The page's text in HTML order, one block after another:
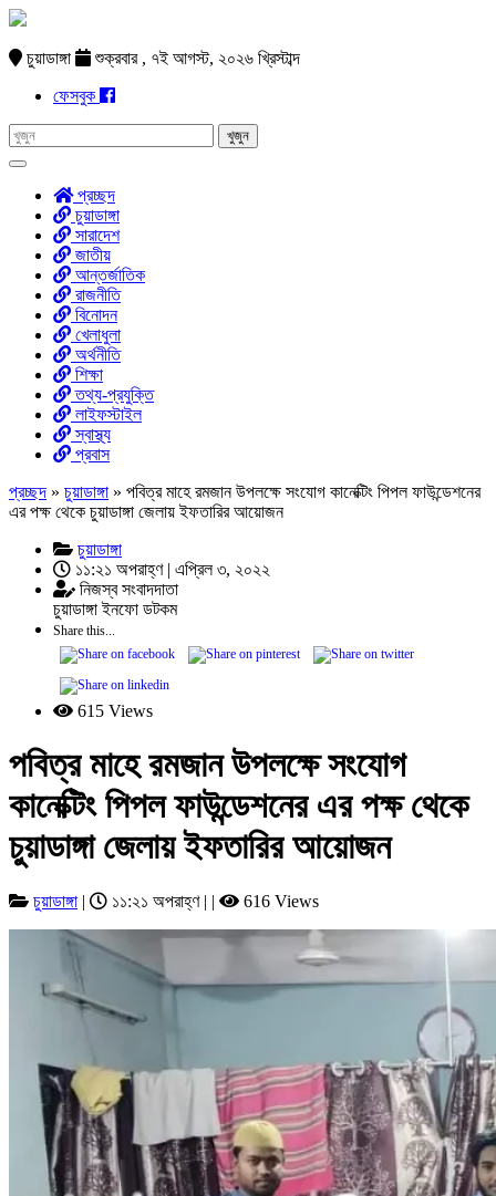
চুয়াডাঙ্গা
শুক্রবার , ৭ই আগস্ট, ২০২৬ খ্রিস্টাব্দ
ফেসবুক
প্রচ্ছদ
চুয়াডাঙ্গা
সারাদেশ
জাতীয়
আন্তর্জাতিক
রাজনীতি
বিনোদন
খেলাধুলা
অর্থনীতি
শিক্ষা
তথ্য-প্রযুক্তি
লাইফস্টাইল
স্বাস্থ্য
প্রবাস
প্রচ্ছদ » চুয়াডাঙ্গা » পবিত্র মাহে রমজান উপলক্ষে সংযোগ কানেক্টিং পিপল ফাউন্ডেশনের
এর পক্ষ থেকে চুয়াডাঙ্গা জেলায় ইফতারির আয়োজন
চুয়াডাঙ্গা
১১:২১ অপরাহ্ণ | এপ্রিল ৩, ২০২২
নিজস্ব সংবাদদাতা
চুয়াডাঙ্গা ইনফো ডটকম
Share this...
615 Views
পবিত্র মাহে রমজান উপলক্ষে সংযোগ
কানেক্টিং পিপল ফাউন্ডেশনের এর পক্ষ থেকে
চুয়াডাঙ্গা জেলায় ইফতারির আয়োজন
চুয়াডাঙ্গা | ১১:২১ অপরাহ্ণ | | 616 Views